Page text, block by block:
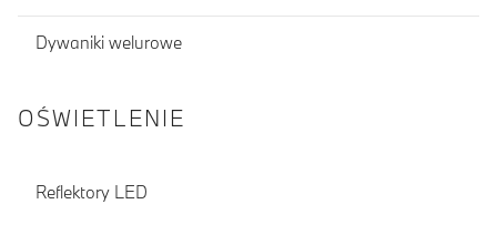
Dywaniki welurowe
OŚWIETLENIE
Reflektory LED